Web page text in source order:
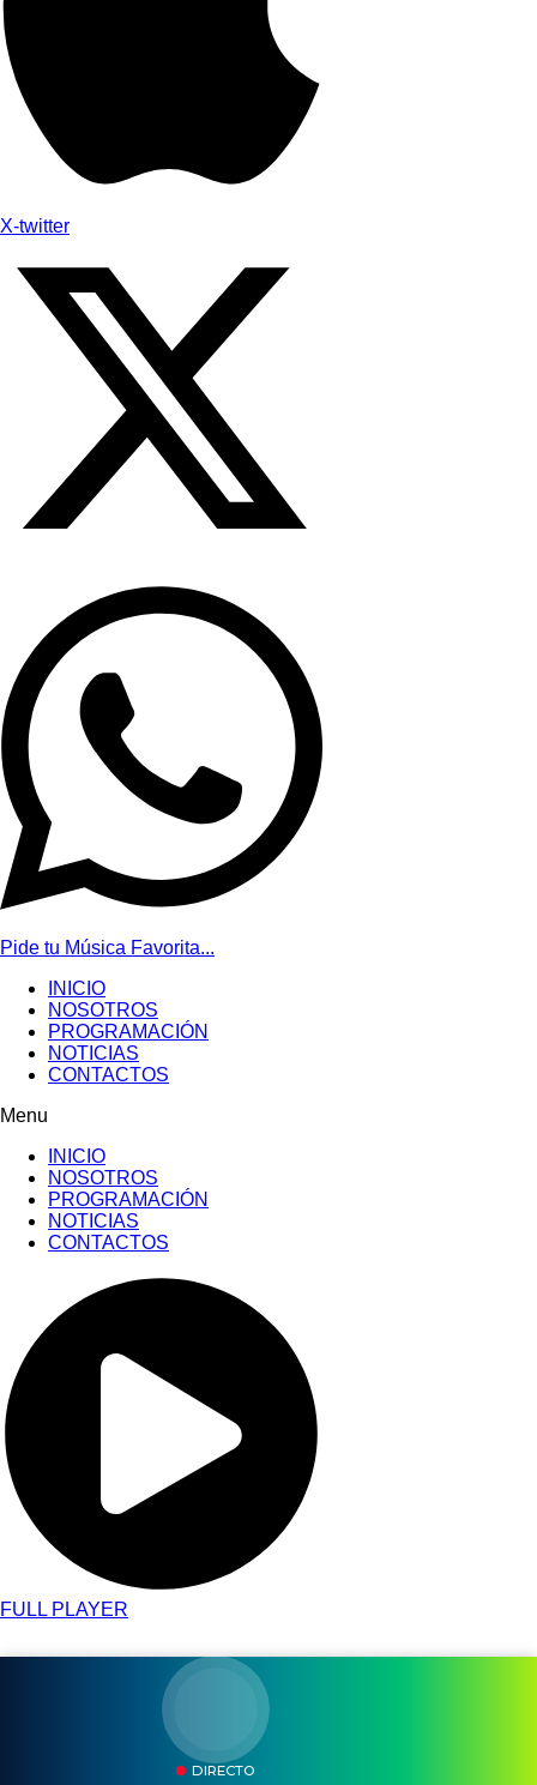
X-twitter
Pide tu Música Favorita...
INICIO
NOSOTROS
PROGRAMACIÓN
NOTICIAS
CONTACTOS
Menu
INICIO
NOSOTROS
PROGRAMACIÓN
NOTICIAS
CONTACTOS
FULL PLAYER
DIRECTO